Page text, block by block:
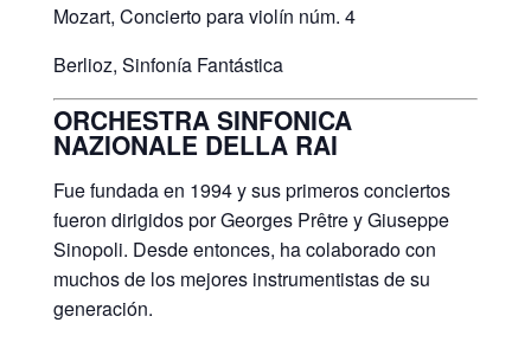
Mozart, Concierto para violín núm. 4
Berlioz, Sinfonía Fantástica
ORCHESTRA SINFONICA
NAZIONALE DELLA RAI
Fue fundada en 1994 y sus primeros conciertos
fueron dirigidos por Georges Prêtre y Giuseppe
Sinopoli. Desde entonces, ha colaborado con
muchos de los mejores instrumentistas de su
generación.